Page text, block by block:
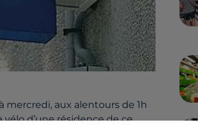
mercredi, aux alentours de 1h
d’une résidence de ce